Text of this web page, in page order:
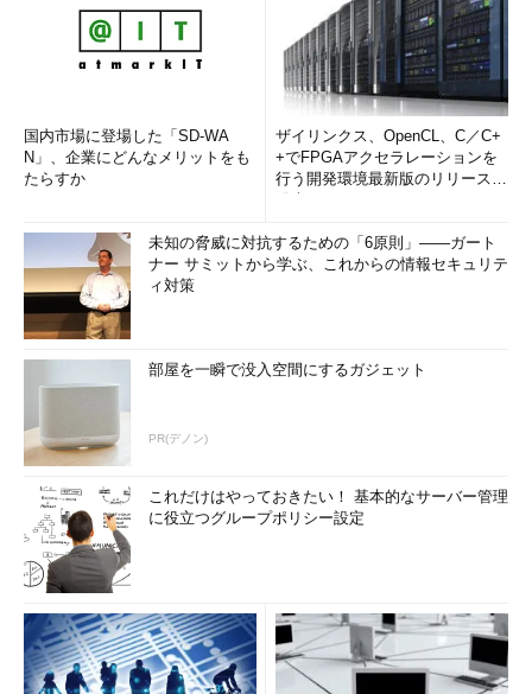
国内市場に登場した「SD-WA
N」、企業にどんなメリットをも
たらすか
ザイリンクス、OpenCL、C／C+
+でFPGAアクセラレーションを
行う開発環境最新版のリリースを
未知の脅威に対抗するための「6原則」――ガート
ナー サミットから学ぶ、これからの情報セキュリテ
ィ対策
部屋を一瞬で没入空間にするガジェット
PR(デノン)
これだけはやっておきたい！ 基本的なサーバー管理
に役立つグループポリシー設定